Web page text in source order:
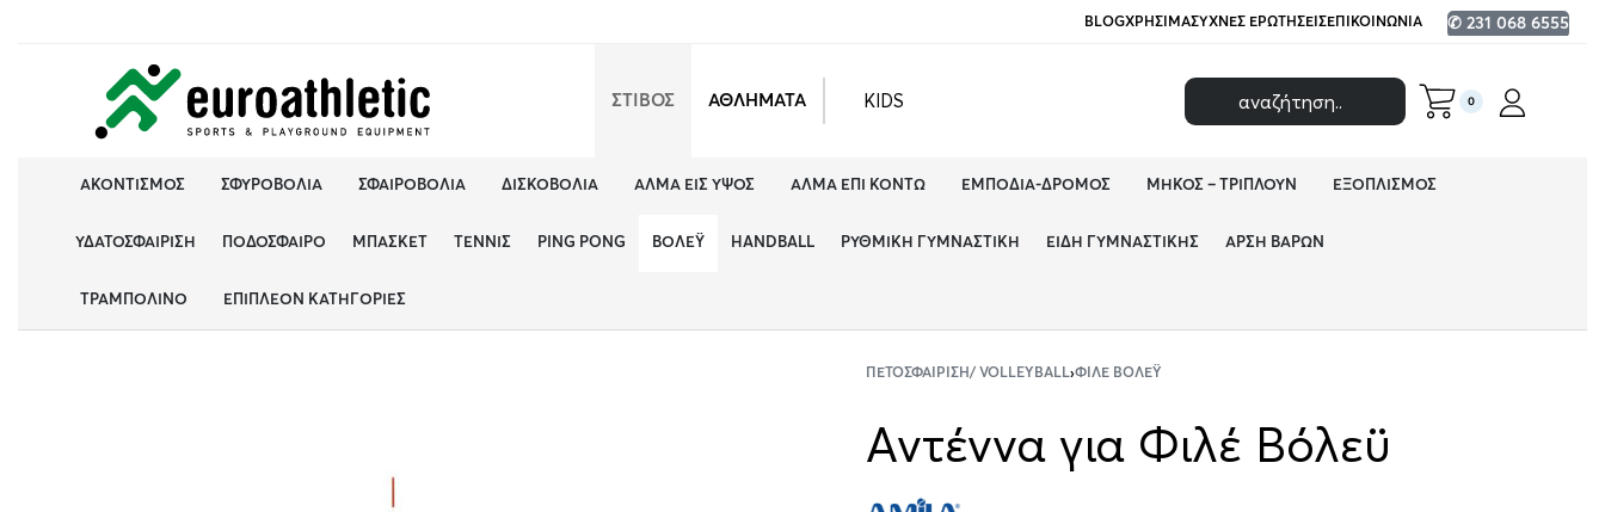
BLOGΧΡΉΣΙΜΑΣΥΧΝΈΣ ΕΡΩΤΉΣΕΙΣΕΠΙΚΟΙΝΩΝΊΑ ✆ 231 068 6555
ΣΤΙΒΟΣ ΑΘΛΗΜΑΤΑ KIDS 0
ΑΚΟΝΤΙΣΜΌΣ ΣΦΥΡΟΒΟΛΊΑ ΣΦΑΙΡΟΒΟΛΊΑ ΔΙΣΚΟΒΟΛΊΑ ΆΛΜΑ ΕΙΣ ΎΨΟΣ ΆΛΜΑ ΕΠΊ ΚΟΝΤΏ ΕΜΠΌΔΙΑ-ΔΡΌΜΟΣ ΜΉΚΟΣ – ΤΡΙΠΛΟΎΝ ΕΞΟΠΛΙΣΜΌΣ
ΥΔΑΤΟΣΦΑΊΡΙΣΗ ΠΟΔΌΣΦΑΙΡΟ ΜΠΆΣΚΕΤ ΤΈΝΝΙΣ PING PONG ΒΌΛΕΫ HANDBALL ΡΥΘΜΙΚΉ ΓΥΜΝΑΣΤΙΚΉ ΕΊΔΗ ΓΥΜΝΑΣΤΙΚΉΣ ΆΡΣΗ ΒΑΡΏΝ
ΤΡΑΜΠΟΛΊΝΟ ΕΠΙΠΛΈΟΝ ΚΑΤΗΓΟΡΊΕΣ
ΠΕΤΟΣΦΑΊΡΙΣΗ/ VOLLEYBALL›ΦΙΛΈ ΒΌΛΕΫ
Αντέννα για Φιλέ Βόλεϋ